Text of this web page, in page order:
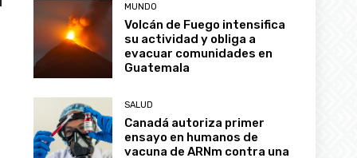
Volcán de Fuego intensifica
su actividad y obliga a
evacuar comunidades en
Guatemala
Canadá autoriza primer
ensayo en humanos de
vacuna de ARNm contra una
cepa de ébola